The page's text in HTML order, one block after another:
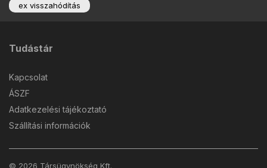
ex visszahódítás
Tudástár
Kapcsolat
ÁSZF
Adatkezelési tájékoztató
Szállítási információk
© 2026 Társügynökség Kft.